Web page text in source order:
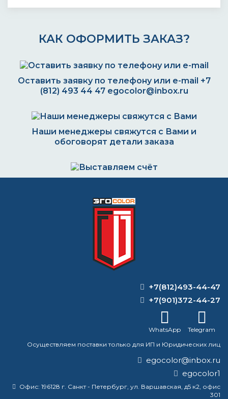
КАК ОФОРМИТЬ ЗАКАЗ?
Оставить заявку по телефону или e-mail +7
(812) 493 44 47 egocolor@inbox.ru
Наши менеджеры свяжутся с Вами и
обоговорят детали заказа
ВОПРОС-ОТВЕТ
Антикоррозийное покрытие грунтом-
эмалью "Изолэп-mastic" 2,57м2/кг
Какая краска самая термостойкая?
+7(812)493-44-47
+7(901)372-44-27
WhatsApp
Telegram
Осуществляем поставки только для ИП и Юридических лиц
egocolor@inbox.ru
egocolor1
Офис: 196128 г. Санкт - Петербург, ул. Варшавская, д5 к2, офис
301